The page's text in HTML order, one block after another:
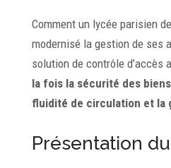
Comment un lycée parisien
modernisé la gestion de ses
solution de contrôle d’accès
la fois la sécurité des
fluidité de circulation et la
Présentation